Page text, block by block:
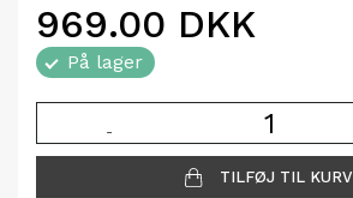
969.00 DKK
På lager
-
TILFØJ TIL KURV